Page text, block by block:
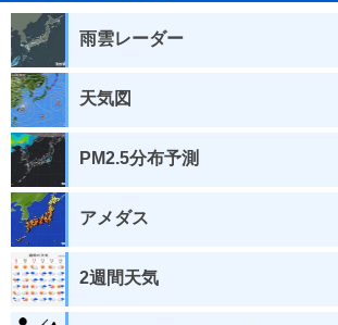
雨雲レーダー
天気図
PM2.5分布予測
アメダス
2週間天気